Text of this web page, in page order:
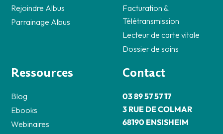
Rejoindre Albus
Parrainage Albus
Facturation &
Télétransmission
Lecteur de carte vitale
Dossier de soins
Ressources
Blog
Ebooks
Webinaires
Contact
03 89 57 57 17
3 RUE DE COLMAR
68190 ENSISHEIM